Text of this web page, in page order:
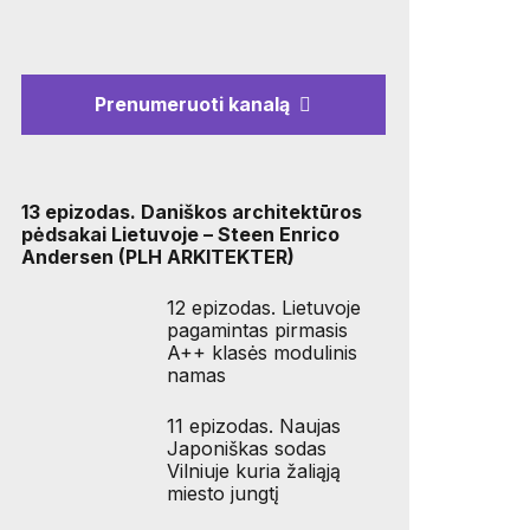
Prenumeruoti kanalą
13 epizodas. Daniškos architektūros
pėdsakai Lietuvoje – Steen Enrico
Andersen (PLH ARKITEKTER)
12 epizodas. Lietuvoje
pagamintas pirmasis
A++ klasės modulinis
namas
11 epizodas. Naujas
Japoniškas sodas
Vilniuje kuria žaliąją
miesto jungtį